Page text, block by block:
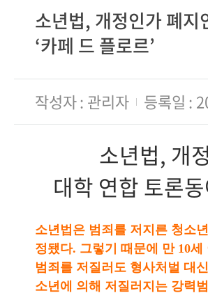
소년법, 개정인가 폐지
‘카페 드 플로르’
작성자 관리자 등록일
소년법, 개
대학 연합 토론
소년법은 범죄를 저지른 청소
정됐다. 그렇기 때문에 만 10
범죄를 저질러도 형사처벌 대
소년에 의해 저질러지는 강력